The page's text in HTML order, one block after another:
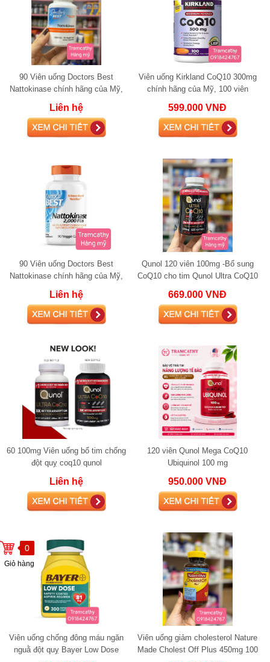
0
Giỏ hàng
90 Viên uống Doctors Best
Nattokinase chính hãng của Mỹ,
Liên hệ
Viên uống Kirkland CoQ10 300mg
chính hãng của Mỹ, 100 viên
599.000 VNĐ
90 Viên uống Doctors Best
Nattokinase chính hãng của Mỹ,
Liên hệ
Qunol 120 viên 100mg -Bổ sung
CoQ10 cho tim Qunol Ultra CoQ10
669.000 VNĐ
60 100mg Viên uống bổ tim chống
đột quỵ coq10 qunol
Liên hệ
120 viên Qunol Mega CoQ10
Ubiquinol 100 mg
950.000 VNĐ
Viên uống chống đông máu ngăn
nguằ đột quỵ Bayer Low Dose
Viên uống giảm cholesterol Nature
Made Cholest Off Plus 450mg 100